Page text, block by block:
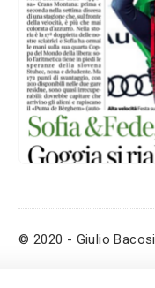
© 2020 - Giulio Bacosi